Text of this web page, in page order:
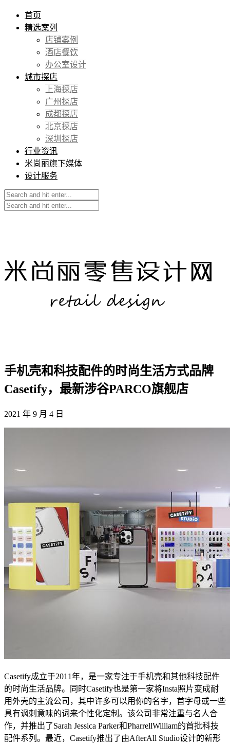
首页
精选案列
店铺案例
酒店餐饮
办公室设计
城市探店
上海探店
广州探店
成都探店
北京探店
深圳探店
行业资讯
米尚丽旗下媒体
设计服务
手机壳和科技配件的时尚生活方式品牌
Casetify，最新涉谷PARCO旗舰店
2021 年 9 月 4 日
Casetify成立于2011年，是一家专注于手机壳和其他科技配件
的时尚生活品牌。同时Casetify也是第一家将Insta照片变成耐
用外壳的主流公司，其中许多可以用你的名字，首字母或一些
具有讽刺意味的词来个性化定制。该公司非常注重与名人合
作，并推出了Sarah Jessica Parker和PharrellWilliam的首批科技
配件系列。最近，Casetify推出了由AfterAll Studio设计的新形